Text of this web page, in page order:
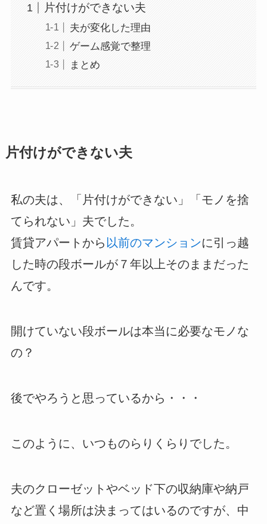
片付けができない夫
夫が変化した理由
ゲーム感覚で整理
まとめ
片付けができない夫
私の夫は、「片付けができない」「モノを捨
てられない」夫でした。
賃貸アパートから 以前のマンションに引っ越
した時の段ボールが７年以上そのままだった
んです。
開けていない段ボールは本当に必要なモノな
の？
後でやろうと思っているから・・・
このように、いつものらりくらりでした。
夫のクローゼットやベッド下の収納庫や納戸
など置く場所は決まってはいるのですが、中